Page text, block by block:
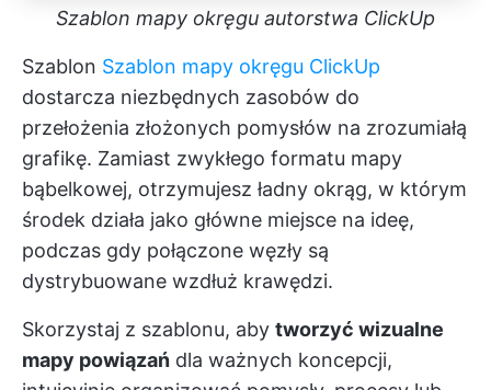
Szablon mapy okręgu autorstwa ClickUp
Szablon Szablon mapy okręgu ClickUp
dostarcza niezbędnych zasobów do
przełożenia złożonych pomysłów na zrozumiałą
grafikę. Zamiast zwykłego formatu mapy
bąbelkowej, otrzymujesz ładny okrąg, w którym
środek działa jako główne miejsce na ideę,
podczas gdy połączone węzły są
dystrybuowane wzdłuż krawędzi.
Skorzystaj z szablonu, aby tworzyć wizualne
mapy powiązań dla ważnych koncepcji,